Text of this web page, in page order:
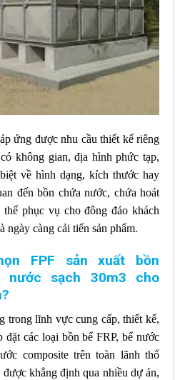
ứng được nhu cầu thiết kế riêng
không gian, địa hình phức tạp,
về hình dạng, kích thước hay
đến bồn chứa nước, chứa hoát
phục vụ cho đông đảo khách
ngày càng cải tiến sản phẩm.
FPF sản xuất bồn
nước sạch 30m3 cho
trong lĩnh vực cung cấp, thiết kế,
đặt các loại bồn bể FRP, bể nước
composite trên toàn lãnh thổ
khẳng định qua nhiều dự án,